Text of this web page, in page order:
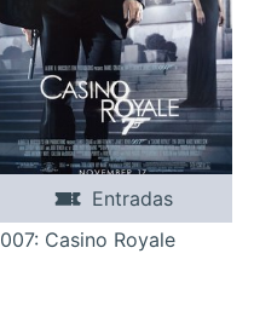
Entradas
007: Casino Royale